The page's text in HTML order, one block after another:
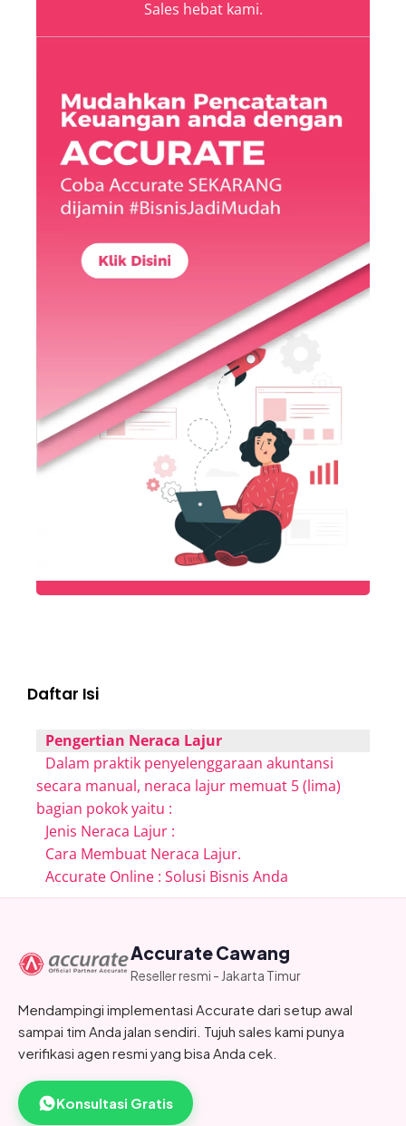
Daftar Isi
Pengertian Neraca Lajur
Dalam praktik penyelenggaraan akuntansi
secara manual, neraca lajur memuat 5 (lima)
bagian pokok yaitu :
Jenis Neraca Lajur :
Cara Membuat Neraca Lajur.
Accurate Online : Solusi Bisnis Anda
Sales hebat kami.
Accurate Cawang
Reseller resmi - Jakarta Timur
Mendampingi implementasi Accurate dari setup awal
sampai tim Anda jalan sendiri. Tujuh sales kami punya
verifikasi agen resmi yang bisa Anda cek.
Konsultasi Gratis